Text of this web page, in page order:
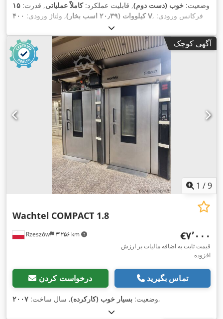
وضعیت: خوب (دست دوم), قابلیت عملکرد:کاملاً عملیاتی, قدرت: ۱۵
کیلووات (۲۰٫۳۹ اسب بخار)
, ولتاژ ورودی: ۴۰۰ V , فرکانس ورودی:
, نوع جریان ورودی:
تجهیزات:نشان CE,
آگهی کوچک
1 /9
Rzeszów ۳٬۲۵۶ km
Wachtel COMPACT 1.8
‎€۷٬۰۰۰
قیمت ثابت به اضافه مالیات بر ارزش
افزوده
درخواست کردن تماس بگیرید
وضعیت: بسیار خوب (کارکرده), سال ساخت: ۲۰۰۷ ,